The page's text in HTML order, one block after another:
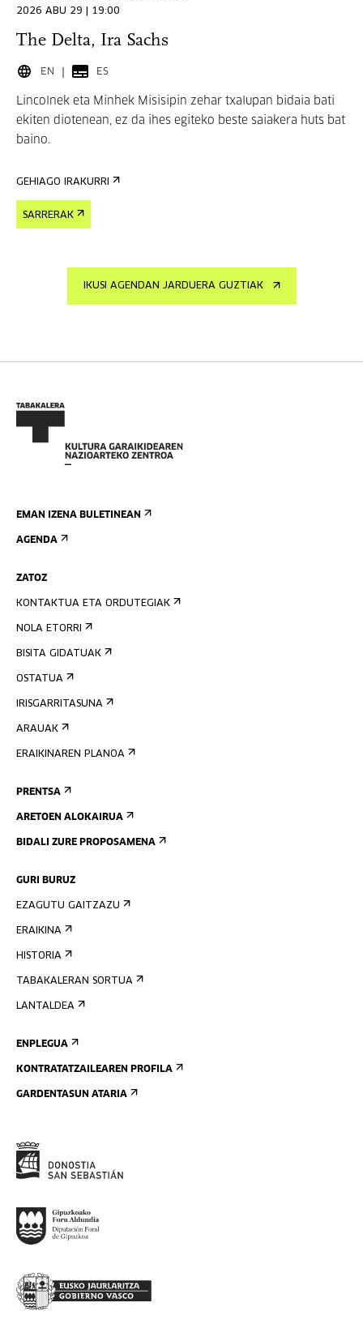
2026 ABU 29 | 19:00
The Delta, Ira Sachs
EN ES
Lincolnek eta Minhek Misisipin zehar txalupan bidaia bati
ekiten diotenean, ez da ihes egiteko beste saiakera huts bat
baino.
GEHIAGO IRAKURRI
SARRERAK
IKUSI AGENDAN JARDUERA GUZTIAK
EMAN IZENA BULETINEAN
AGENDA
ZATOZ
KONTAKTUA ETA ORDUTEGIAK
NOLA ETORRI
BISITA GIDATUAK
OSTATUA
IRISGARRITASUNA
ARAUAK
ERAIKINAREN PLANOA
PRENTSA
ARETOEN ALOKAIRUA
BIDALI ZURE PROPOSAMENA
GURI BURUZ
EZAGUTU GAITZAZU
ERAIKINA
HISTORIA
TABAKALERAN SORTUA
LANTALDEA
ENPLEGUA
KONTRATATZAILEAREN PROFILA
GARDENTASUN ATARIA